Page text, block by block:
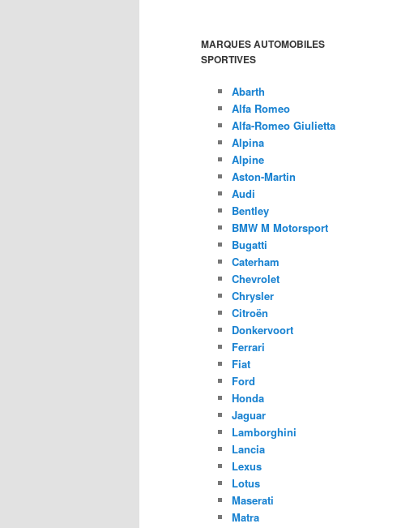
MARQUES AUTOMOBILES
SPORTIVES
Abarth
Alfa Romeo
Alfa-Romeo Giulietta
Alpina
Alpine
Aston-Martin
Audi
Bentley
BMW M Motorsport
Bugatti
Caterham
Chevrolet
Chrysler
Citroën
Donkervoort
Ferrari
Fiat
Ford
Honda
Jaguar
Lamborghini
Lancia
Lexus
Lotus
Maserati
Matra